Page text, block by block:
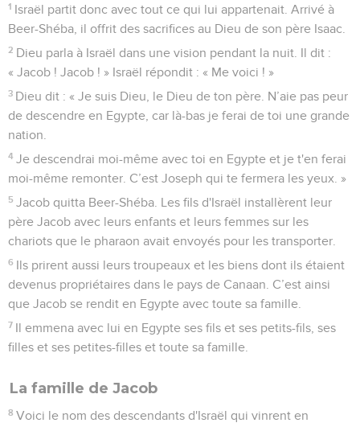
1 Israël partit donc avec tout ce qui lui appartenait. Arrivé à
Beer-Shéba, il offrit des sacrifices au Dieu de son père Isaac.
2 Dieu parla à Israël dans une vision pendant la nuit. Il dit :
« Jacob ! Jacob ! » Israël répondit : « Me voici ! »
3 Dieu dit : « Je suis Dieu, le Dieu de ton père. N’aie pas peur
de descendre en Egypte, car là-bas je ferai de toi une grande
nation.
4 Je descendrai moi-même avec toi en Egypte et je t'en ferai
moi-même remonter. C’est Joseph qui te fermera les yeux. »
5 Jacob quitta Beer-Shéba. Les fils d'Israël installèrent leur
père Jacob avec leurs enfants et leurs femmes sur les
chariots que le pharaon avait envoyés pour les transporter.
6 Ils prirent aussi leurs troupeaux et les biens dont ils étaient
devenus propriétaires dans le pays de Canaan. C’est ainsi
que Jacob se rendit en Egypte avec toute sa famille.
7 Il emmena avec lui en Egypte ses fils et ses petits-fils, ses
filles et ses petites-filles et toute sa famille.
La famille de Jacob
8 Voici le nom des descendants d'Israël qui vinrent en